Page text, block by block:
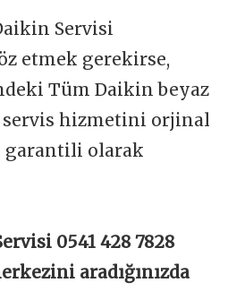
Servisi
etmek gerekirse,
Tüm Daikin beyaz
hizmetini orjinal
garantili olarak
0541 428 7828
aradığınızda